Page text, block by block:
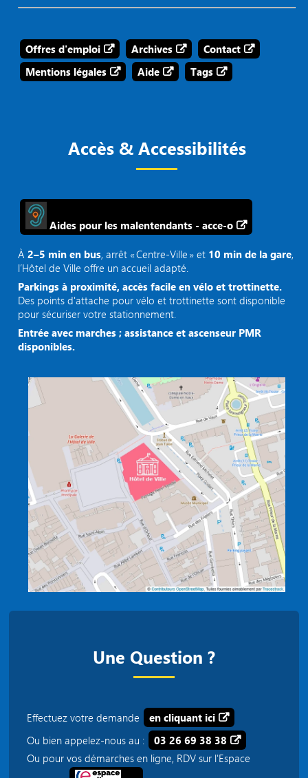
Offres d'emploi Archives
Contact
Mentions légales
Aide Tags
Accès & Accessibilités
Aides pour les malentendants - acce-o
À2–5 min en bus, arrêt « Centre‑Ville » et 10 min de la gare,
l’Hôtel de Ville offre un accueil adapté.
Parkings à proximité, accès facile en vélo et trottinette.
Des points d'attache pour vélo et trottinette sont disponible
pour sécuriser votre stationnement.
Entrée avec marches ; assistance et ascenseur PMR
disponibles.
Une Question ?
Effectuez votre demande
en cliquant ici
Ou bien appelez-nous au :
03 26 69 38 38
Ou pour vos démarches en ligne, RDV sur l'Espace